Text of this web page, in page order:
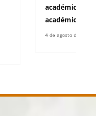
académica
académico
4 de agosto de 2026